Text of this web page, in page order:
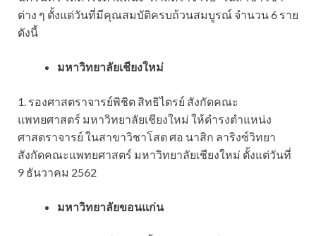
ต่าง ๆ ตั้งแต่วันที่มีคุณสมบัติครบถ้วนสมบูรณ์ จำนวน 6 ราย
ดังนี้
มหาวิทยาลัยเชียงใหม่
1. รองศาสตราจารย์พิชิต สิทธิไตรย์ สังกัดคณะ
แพทยศาสตร์ มหาวิทยาลัยเชียงใหม่ ให้ดำรงตำแหน่ง
ศาสตราจารย์ ในสาขาวิชาโสต ศอ นาสิก ลาริงซ์วิทยา
สังกัดคณะแพทยศาสตร์ มหาวิทยาลัยเชียงใหม่ ตั้งแต่วันที่
9 ธันวาคม 2562
มหาวิทยาลัยขอนแก่น